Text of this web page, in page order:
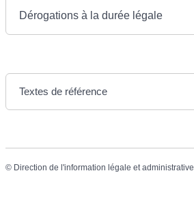
Dérogations à la durée légale
Textes de référence
© Direction de l'information légale et administrative